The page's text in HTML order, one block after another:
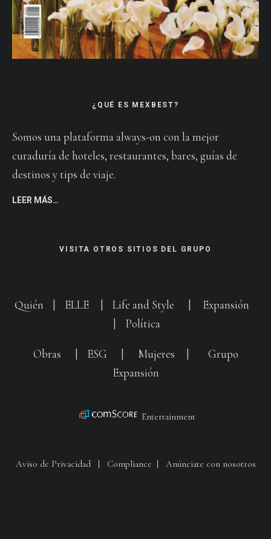
¿QUÉ ES MEXBEST?
Somos una plataforma always-on con la mejor
curaduría de hoteles, restaurantes, bares, guías de
destinos y tips de viaje.
LEER MÁS…
VISITA OTROS SITIOS DEL GRUPO
Quién ELLE Life and Style
Expansión
Política
Obras ESG Mujeres
Grupo
Expansión
Entertainment
Aviso de Privacidad| Compliance | Anúnciate con nosotros